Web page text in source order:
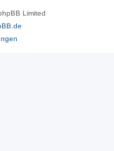
Limited